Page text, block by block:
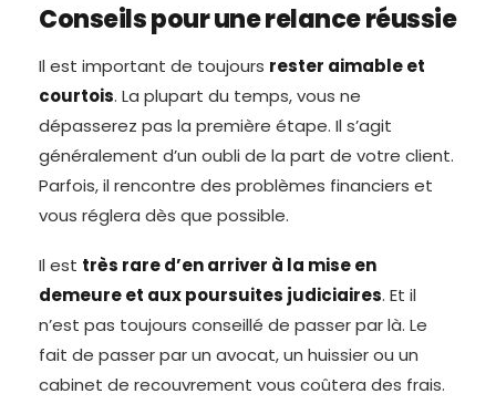
Conseils pour une relance réussie
Il est important de toujours rester aimable et
courtois. La plupart du temps, vous ne
dépasserez pas la première étape. Il s’agit
généralement d’un oubli de la part de votre client.
Parfois, il rencontre des problèmes financiers et
vous réglera dès que possible.
Il est très rare d’en arriver à la mise en
demeure et aux poursuites judiciaires. Et il
n’est pas toujours conseillé de passer par là. Le
fait de passer par un avocat, un huissier ou un
cabinet de recouvrement vous coûtera des frais.